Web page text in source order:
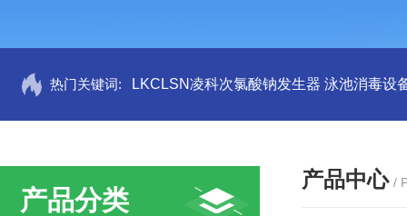
热门关键词: LKCLSN凌科次氯酸钠发生器 泳池消毒设
产品分类
产品中心 /